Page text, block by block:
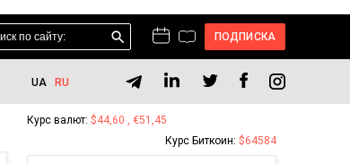
ПОДПИСКА
UA RU
Курс валют: $44,60 , €51,45
Курс Биткоин: $64584